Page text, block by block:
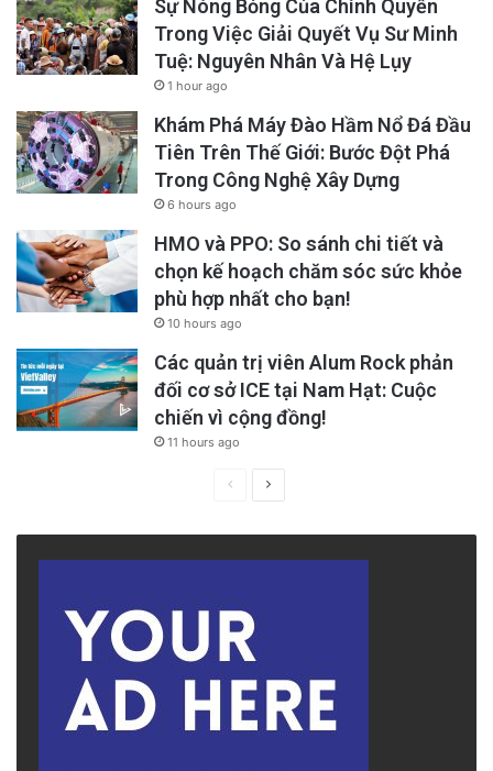
Sự Nóng Bỏng Của Chính Quyền
Trong Việc Giải Quyết Vụ Sư Minh
Tuệ: Nguyên Nhân Và Hệ Lụy
1 hour ago
Khám Phá Máy Đào Hầm Nổ Đá Đầu
Tiên Trên Thế Giới: Bước Đột Phá
Trong Công Nghệ Xây Dựng
6 hours ago
HMO và PPO: So sánh chi tiết và
chọn kế hoạch chăm sóc sức khỏe
phù hợp nhất cho bạn!
10 hours ago
Các quản trị viên Alum Rock phản
đối cơ sở ICE tại Nam Hạt: Cuộc
chiến vì cộng đồng!
11 hours ago
PreviousNext